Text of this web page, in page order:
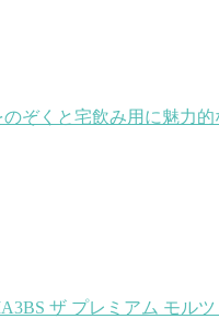
ぞくと宅飲み用に魅力
ザ プレミアム モル